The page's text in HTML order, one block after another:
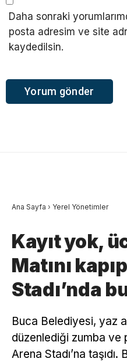
Daha sonraki
posta adresim ve site
kaydedilsin.
Ana Sayfa › Yerel Yönetimler
Kayıt yok,
Matını
Stadı’nda
Buca Belediyesi, yaz
düzenlediği zumba ve
Arena Stadı’na